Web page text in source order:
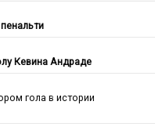
Кевина Андраде
гола в истории